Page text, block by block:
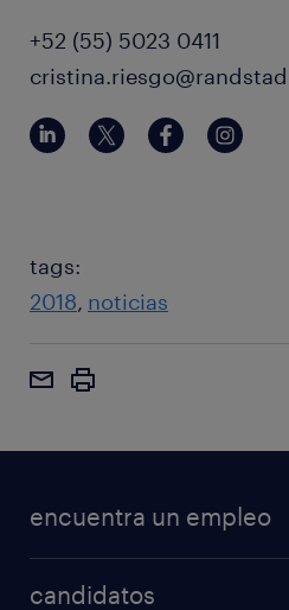
+52 (55) 5023 0411
tags:
2018 noticias
encuentra un empleo
candidatos